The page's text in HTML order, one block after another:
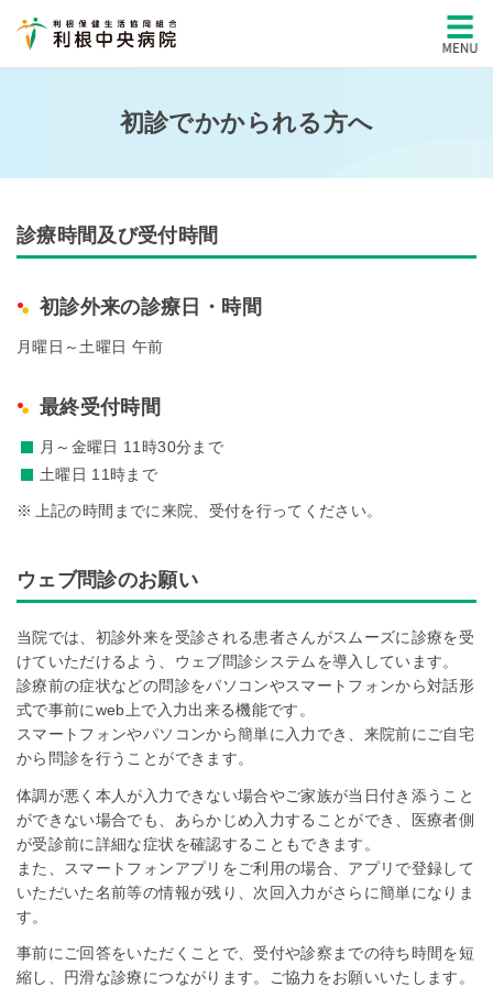
初診でかかられる方へ
診療時間及び受付時間
初診外来の診療日・時間
月曜日～土曜日 午前
最終受付時間
月～金曜日 11時30分まで
土曜日 11時まで
上記の時間までに来院、受付を行ってください。
ウェブ問診のお願い
当院では、初診外来を受診される患者さんがスムーズに診療を受
けていただけるよう、ウェブ問診システムを導入しています。
診療前の症状などの問診をパソコンやスマートフォンから対話形
式で事前にweb上で入力出来る機能です。
スマートフォンやパソコンから簡単に入力でき、来院前にご自宅
から問診を行うことができます。
体調が悪く本人が入力できない場合やご家族が当日付き添うこと
ができない場合でも、あらかじめ入力することができ、医療者側
が受診前に詳細な症状を確認することもできます。
また、スマートフォンアプリをご利用の場合、アプリで登録して
いただいた名前等の情報が残り、次回入力がさらに簡単になりま
す。
事前にご回答をいただくことで、受付や診察までの待ち時間を短
縮し、円滑な診療につながります。ご協力をお願いいたします。